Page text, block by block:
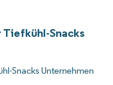
Snacks
Snacks Unternehmen